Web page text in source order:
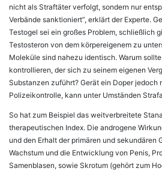
nicht als Straftäter verfolgt, sondern nur
Verbände sanktioniert”, erklärt der Experte.
Testogel sei ein großes Problem, schließlich
Testosteron von dem körpereigenem zu
Moleküle sind nahezu identisch. Warum
kontrollieren, der sich zu seinem eigenen
Substanzen zuführt? Gerät ein Doper jedoch
Polizeikontrolle, kann unter Umständen
So hat zum Beispiel das weitverbreitete
therapeutischen Index. Die androgene
und den Erhalt der primären und sekundären
Wachstum und die Entwicklung von Penis,
Samenblasen, sowie Skrotum (gehört zum